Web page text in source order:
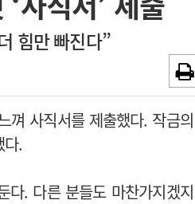
~2026-08-31
채용시까지
힘만 빠진다”
껴 사직서를 제출했다. 작금의
.
다. 다른 분들도 마찬가지겠지